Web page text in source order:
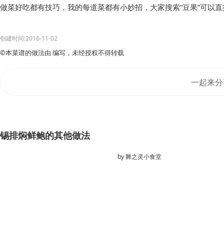
做菜好吃都有技巧，我的每道菜都有小妙招，大家搜索“豆果”可以
创建时间:2016-11-02
©本菜谱的做法由 编写，未经授权不得转载
一起来
锡排焖鲜鲍的其他做法
by舞之灵小食堂